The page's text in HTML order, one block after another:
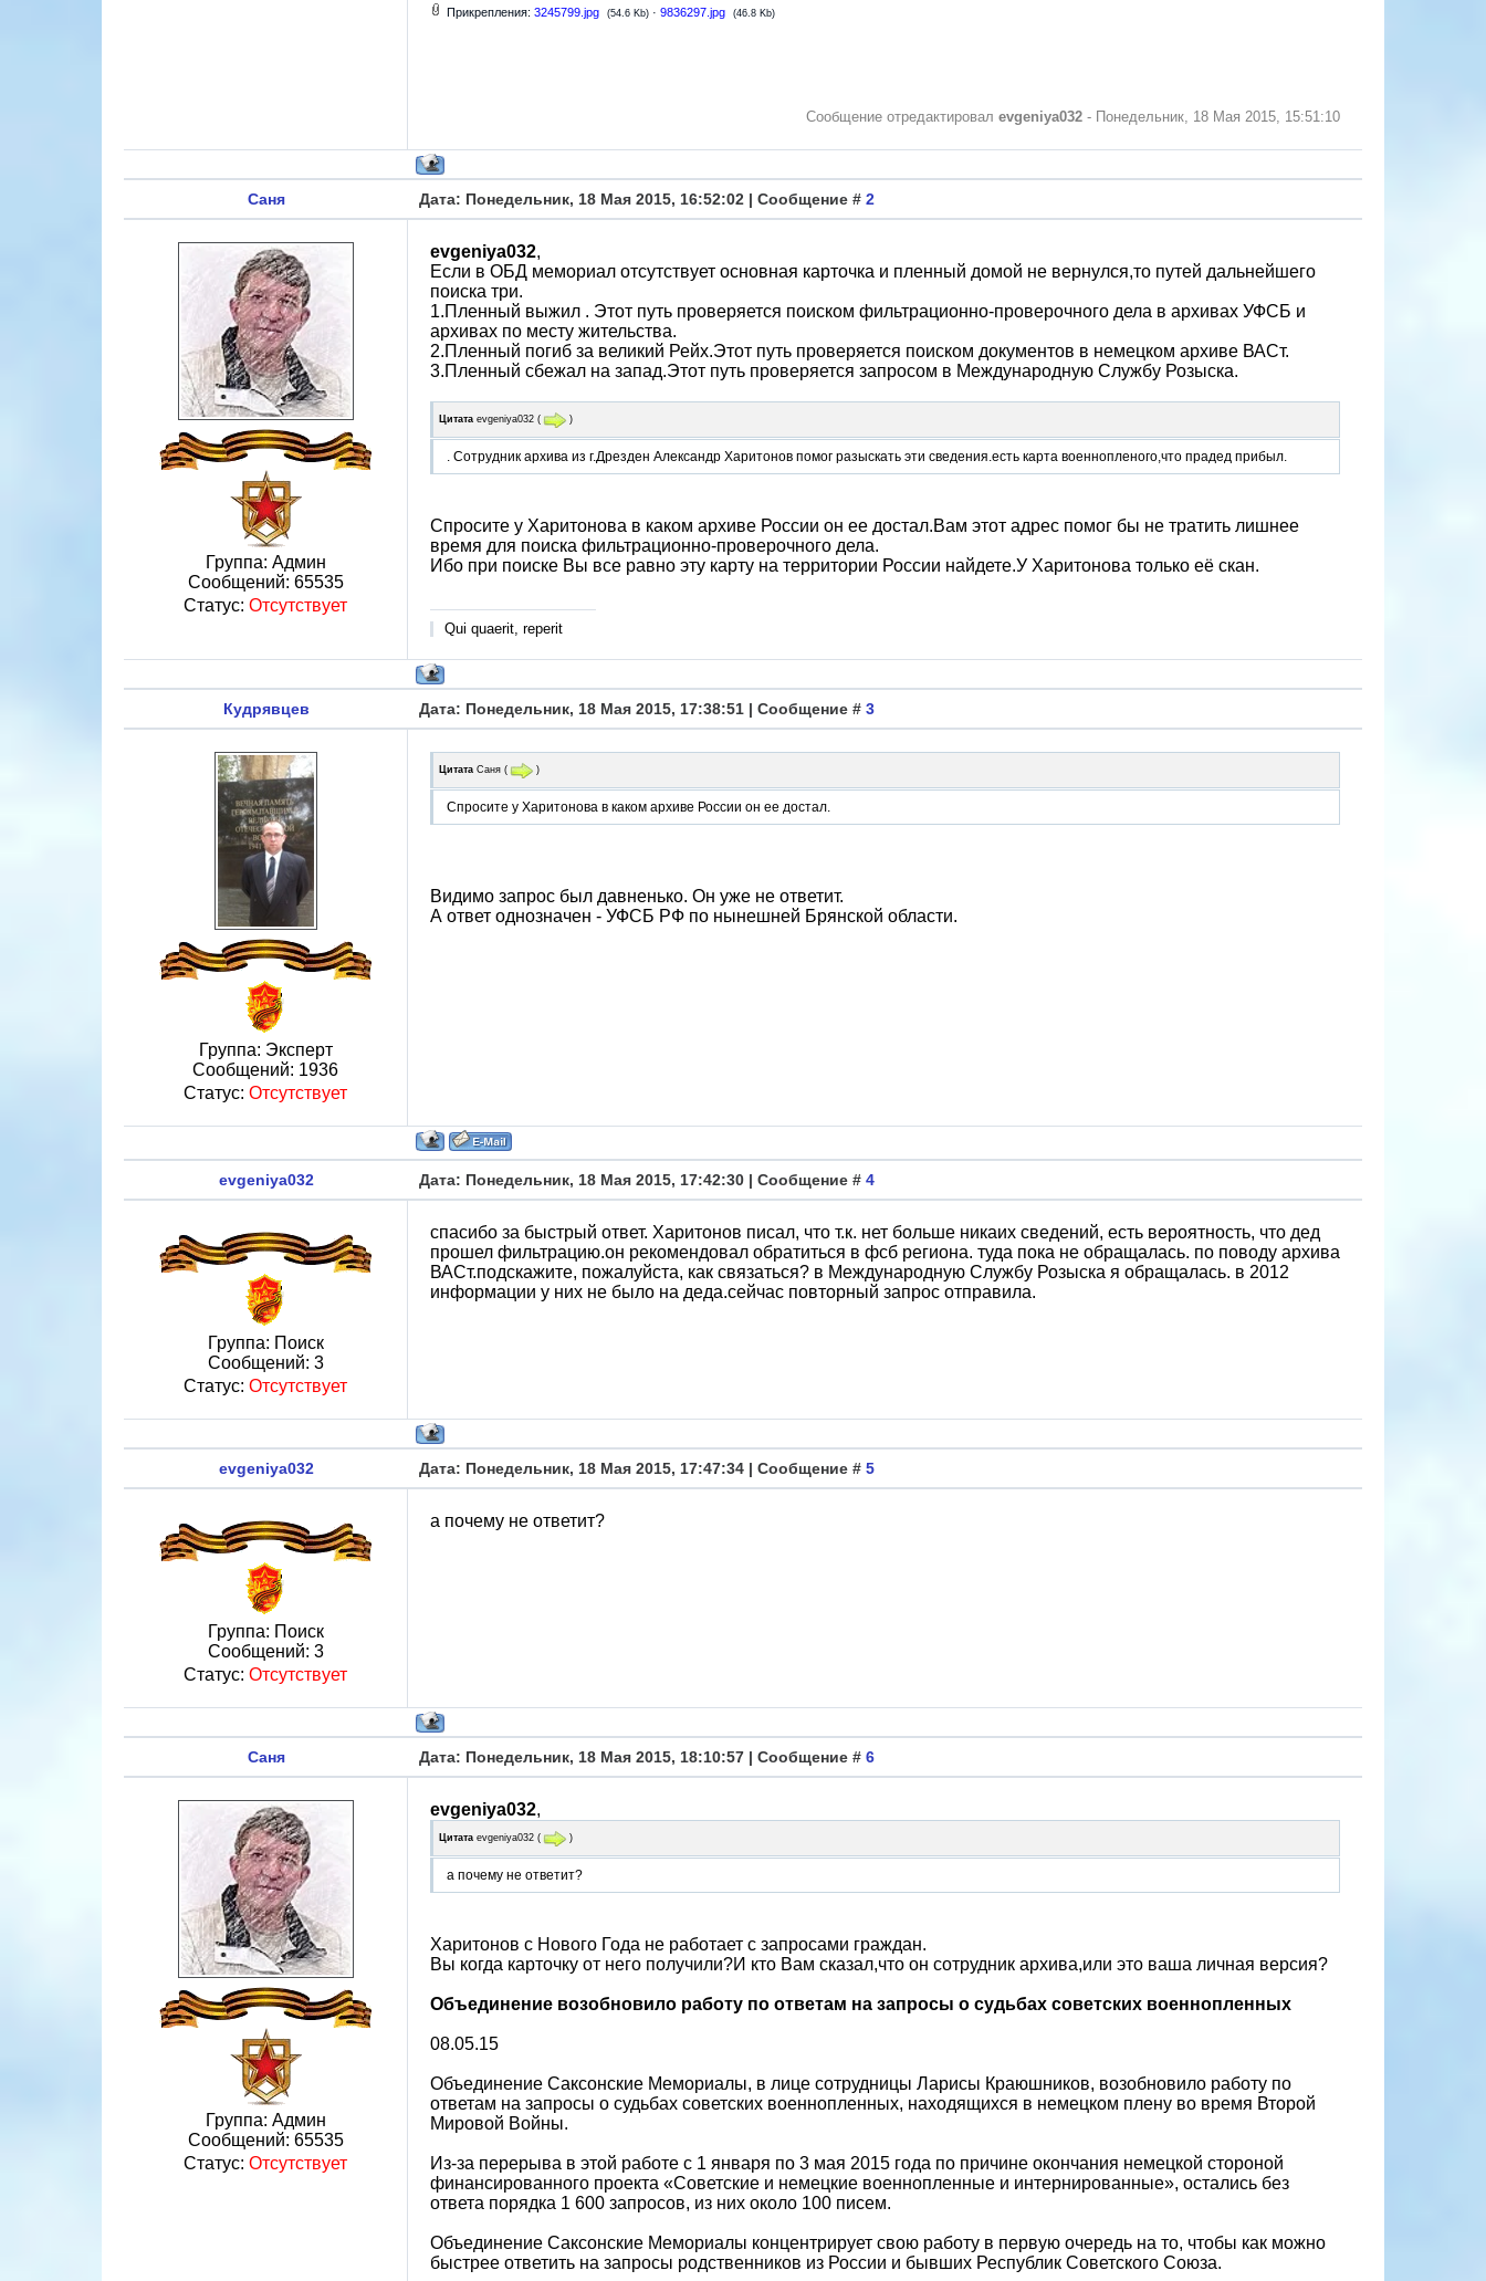
Прикрепления: 3245799.jpg (54.6 Kb) · 9836297.jpg (46.8 Kb)
Сообщение отредактировал evgeniya032 - Понедельник, 18 Мая 2015, 15:51:10
Саня Дата: Понедельник, 18 Мая 2015, 16:52:02 | Сообщение # 2
Группа: Админ
Сообщений: 65535
Статус: Отсутствует
evgeniya032,
Если в ОБД мемориал отсутствует основная карточка и пленный домой не вернулся,то путей дальнейшего
поиска три.
1.Пленный выжил . Этот путь проверяется поиском фильтрационно-проверочного дела в архивах УФСБ и
архивах по месту жительства.
2.Пленный погиб за великий Рейх.Этот путь проверяется поиском документов в немецком архиве ВАСт.
3.Пленный сбежал на запад.Этот путь проверяется запросом в Международную Службу Розыска.
Цитата evgeniya032 ( )
. Сотрудник архива из г.Дрезден Александр Харитонов помог разыскать эти сведения.есть карта военнопленого,что прадед прибыл.
Спросите у Харитонова в каком архиве России он ее достал.Вам этот адрес помог бы не тратить лишнее
время для поиска фильтрационно-проверочного дела.
Ибо при поиске Вы все равно эту карту на территории России найдете.У Харитонова только её скан.
Qui quaerit, reperit
Кудрявцев Дата: Понедельник, 18 Мая 2015, 17:38:51 | Сообщение # 3
Группа: Эксперт
Сообщений: 1936
Статус: Отсутствует
Цитата Саня ( )
Спросите у Харитонова в каком архиве России он ее достал.
Видимо запрос был давненько. Он уже не ответит.
А ответ однозначен - УФСБ РФ по нынешней Брянской области.
evgeniya032 Дата: Понедельник, 18 Мая 2015, 17:42:30 | Сообщение # 4
Группа: Поиск
Сообщений: 3
Статус: Отсутствует
спасибо за быстрый ответ. Харитонов писал, что т.к. нет больше никаих сведений, есть вероятность, что дед
прошел фильтрацию.он рекомендовал обратиться в фсб региона. туда пока не обращалась. по поводу архива
ВАСт.подскажите, пожалуйста, как связаться? в Международную Службу Розыска я обращалась. в 2012
информации у них не было на деда.сейчас повторный запрос отправила.
evgeniya032 Дата: Понедельник, 18 Мая 2015, 17:47:34 | Сообщение # 5
Группа: Поиск
Сообщений: 3
Статус: Отсутствует
а почему не ответит?
Саня Дата: Понедельник, 18 Мая 2015, 18:10:57 | Сообщение # 6
Группа: Админ
Сообщений: 65535
Статус: Отсутствует
evgeniya032,
Цитата evgeniya032 ( )
а почему не ответит?
Харитонов с Нового Года не работает с запросами граждан.
Вы когда карточку от него получили?И кто Вам сказал,что он сотрудник архива,или это ваша личная версия?
Объединение возобновило работу по ответам на запросы о судьбах советских военнопленных
08.05.15
Объединение Саксонские Мемориалы, в лице сотрудницы Ларисы Краюшников, возобновило работу по
ответам на запросы о судьбах советских военнопленных, находящихся в немецком плену во время Второй
Мировой Войны.
Из-за перерыва в этой работе с 1 января по 3 мая 2015 года по причине окончания немецкой стороной
финансированного проекта «Советские и немецкие военнопленные и интернированные», остались без
ответа порядка 1 600 запросов, из них около 100 писем.
Объединение Саксонские Мемориалы концентрирует свою работу в первую очередь на то, чтобы как можно
быстрее ответить на запросы родственников из России и бывших Республик Советского Союза.